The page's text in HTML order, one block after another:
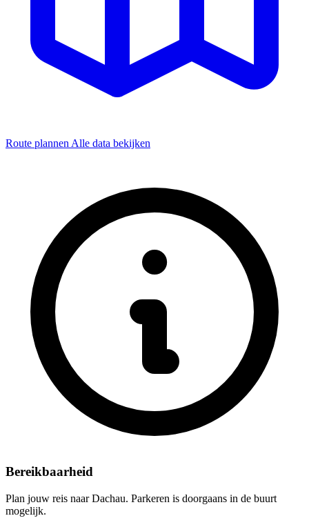
Route plannenAlle data bekijken
Bereikbaarheid
Plan jouw reis naar Dachau. Parkeren is doorgaans in de buurt
mogelijk.